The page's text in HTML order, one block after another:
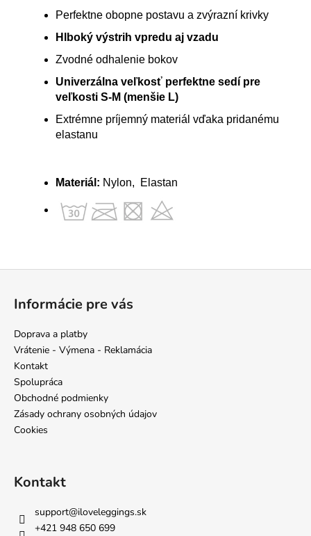
Perfektne obopne postavu a zvýrazní krivky
Hlboký výstrih vpredu aj vzadu
Zvodné odhalenie bokov
Univerzálna veľkosť perfektne sedí pre
veľkosti S-M (menšie L)
Extrémne príjemný materiál vďaka pridanému
elastanu
Materiál: Nylon, Elastan
Informácie pre vás
Doprava a platby
Vrátenie - Výmena - Reklamácia
Kontakt
Spolupráca
Obchodné podmienky
Zásady ochrany osobných údajov
Cookies
Kontakt
support@iloveleggings.sk
+421 948 650 699